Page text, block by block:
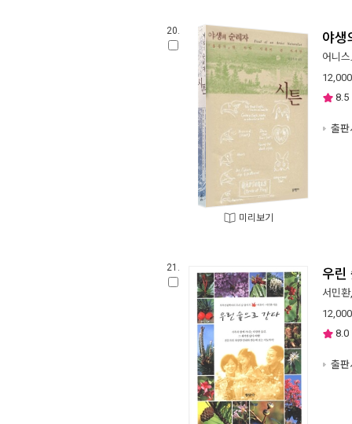
20.
미리보기
야생
어니
12,000
8.5
출판
21. 우린
서민환
12,000
8.0
출판